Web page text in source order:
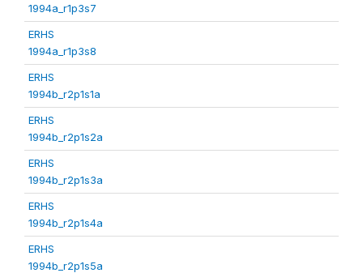
1994a_r1p3s7
ERHS
1994a_r1p3s8
ERHS
1994b_r2p1s1a
ERHS
1994b_r2p1s2a
ERHS
1994b_r2p1s3a
ERHS
1994b_r2p1s4a
ERHS
1994b_r2p1s5a